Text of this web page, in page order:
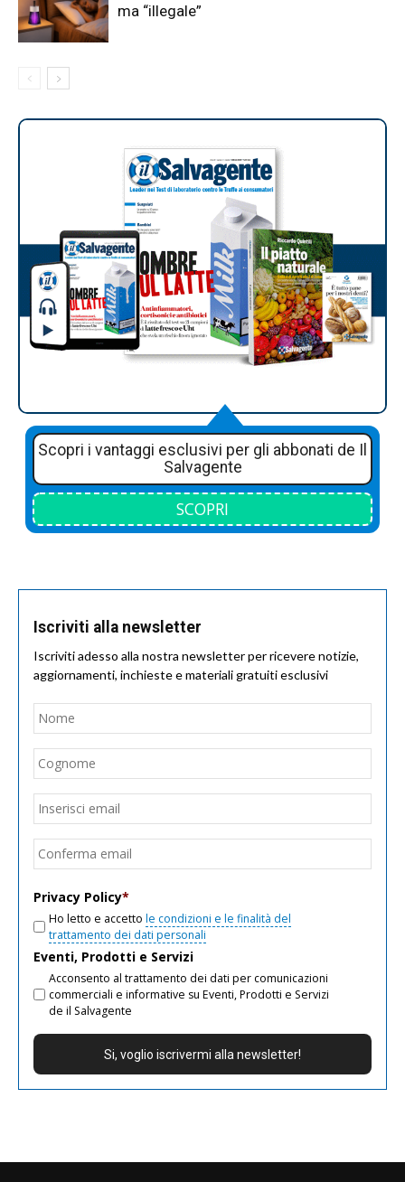
ma “illegale”
Scopri i vantaggi esclusivi per gli abbonati de Il
Salvagente
SCOPRI
Iscriviti alla newsletter
Iscriviti adesso alla nostra newsletter per ricevere notizie,
aggiornamenti, inchieste e materiali gratuiti esclusivi
Nome
Email
Privacy Policy*
Ho letto e accetto le condizioni e le finalità del
trattamento dei dati personali
Eventi, Prodotti e Servizi
Acconsento al trattamento dei dati per comunicazioni
commerciali e informative su Eventi, Prodotti e Servizi
de il Salvagente